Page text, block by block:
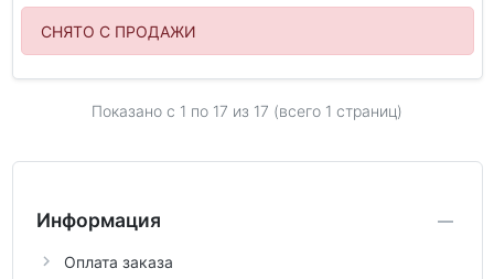
СНЯТО С ПРОДАЖИ
Показано с 1 по 17 из 17 (всего 1 страниц)
Информация
Оплата заказа